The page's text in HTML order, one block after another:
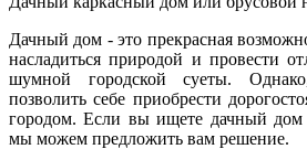
Дачный дом - это прекрасная
насладиться природой и провести
шумной городской суеты.
позволить себе приобрести
городом. Если вы ищете дачный дом
мы можем предложить вам решение.